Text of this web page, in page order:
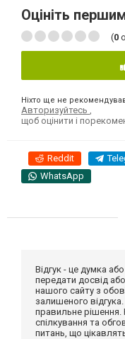
Оцініть
(0
Ніхто ще не
Авторизуйтесь
щоб оцінити і
Reddit
WhatsApp
Відгук - це думка
передати досвід
нашого сайту з
залишеного
правильне рішення.
спілкування та
питань, що